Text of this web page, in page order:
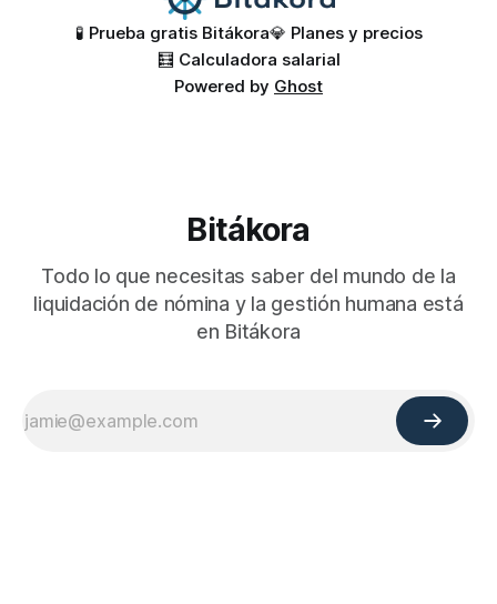
🧪 Prueba gratis Bitákora💎 Planes y precios
🧮 Calculadora salarial
Powered by Ghost
Bitákora
Todo lo que necesitas saber del mundo de la
liquidación de nómina y la gestión humana está
en Bitákora